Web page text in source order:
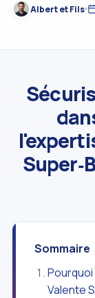
Albert et Fils
Sommaire
Valente